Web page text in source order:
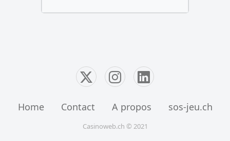
Home Contact A propos sos-jeu.ch
Casinoweb.ch © 2021